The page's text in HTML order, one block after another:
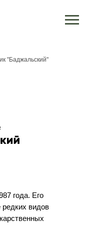
"Баджальский"
года. Его
видов